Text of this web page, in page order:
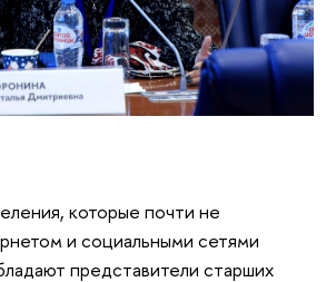
которые почти не
и социальными сетями
представители старших